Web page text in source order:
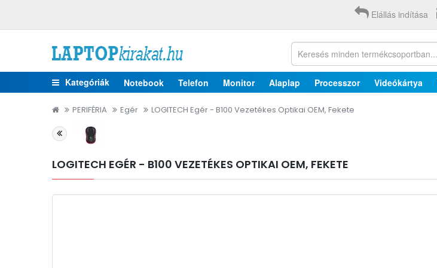
Elállás indítása
Kategóriák Notebook Telefon Monitor Alaplap Processzor Videókártya
PERIFÉRIA Egér LOGITECH Egér - B100 Vezetékes Optikai OEM, Fekete
LOGITECH EGÉR - B100 VEZETÉKES OPTIKAI OEM, FEKETE